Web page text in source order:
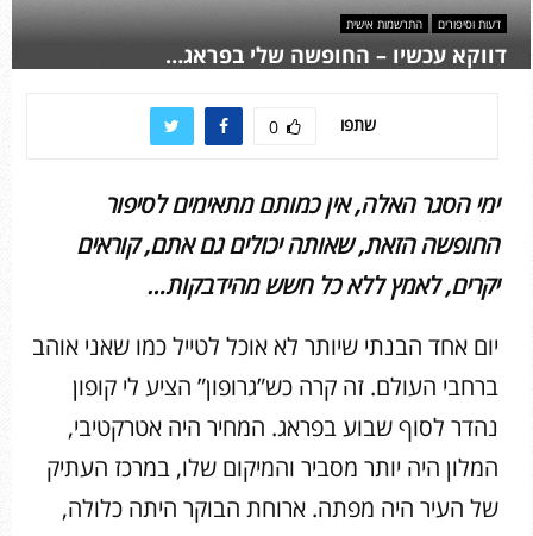
דעות וסיפורים התרשמות אישית
דווקא עכשיו – החופשה שלי בפראג…
שתפו 0
ימי הסגר האלה, אין כמותם מתאימים לסיפור
החופשה הזאת, שאותה יכולים גם אתם, קוראים
יקרים, לאמץ ללא כל חשש מהידבקות…
יום אחד הבנתי שיותר לא אוכל לטייל כמו שאני אוהב
ברחבי העולם. זה קרה כש”גרופון” הציע לי קופון
נהדר לסוף שבוע בפראג. המחיר היה אטרקטיבי,
המלון היה יותר מסביר והמיקום שלו, במרכז העתיק
של העיר היה מפתה. ארוחת הבוקר היתה כלולה,